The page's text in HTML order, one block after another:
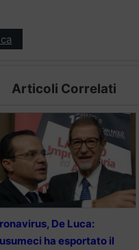
Articoli Correlati
De Luca:
ha esportato il